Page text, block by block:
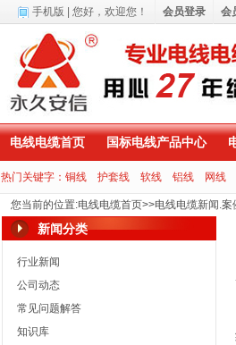
电线电缆首页 国标电线产品中心
热门关键字： 铜线 护套线 软线 铝线 网线
您当前的位置:电线电缆首页>>电线电缆新闻.案
新闻分类
行业新闻
公司动态
常见问题解答
知识库
手机版 | 您好， 欢迎您！ 会员登录 会